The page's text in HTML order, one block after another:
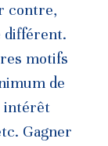
contre,
différent.
motifs
de
intérêt
Gagner